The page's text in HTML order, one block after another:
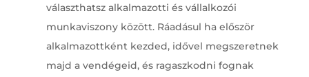
választhatsz alkalmazotti és vállalkozói
munkaviszony között. Ráadásul ha először
alkalmazottként kezded, idővel megszeretnek
majd a vendégeid, és ragaszkodni fognak